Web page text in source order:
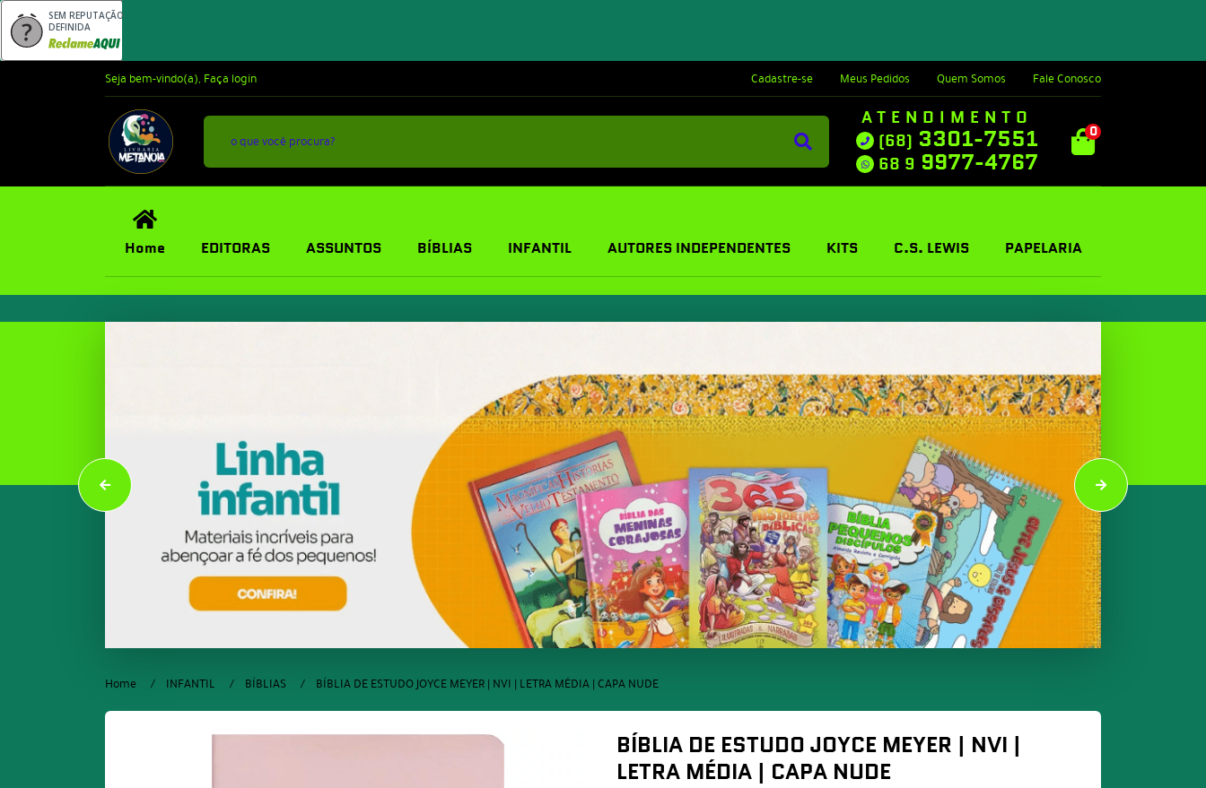
SEM REPUTAÇÃO
DEFINIDA
Seja bem-vindo(a), Faça login Cadastre-se Meus Pedidos Quem Somos Fale Conosco
ATENDIMENTO
(68) 3301-7551
68 9 9977-4767
0
Home EDITORAS ASSUNTOS BÍBLIAS INFANTIL AUTORES INDEPENDENTES KITS C.S. LEWIS PAPELARIA
Home INFANTIL BÍBLIAS BÍBLIA DE ESTUDO JOYCE MEYER | NVI | LETRA MÉDIA | CAPA NUDE
BÍBLIA DE ESTUDO JOYCE MEYER | NVI |
LETRA MÉDIA | CAPA NUDE